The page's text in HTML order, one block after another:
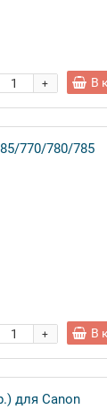
+ В
770/780/785
+ В
для Canon